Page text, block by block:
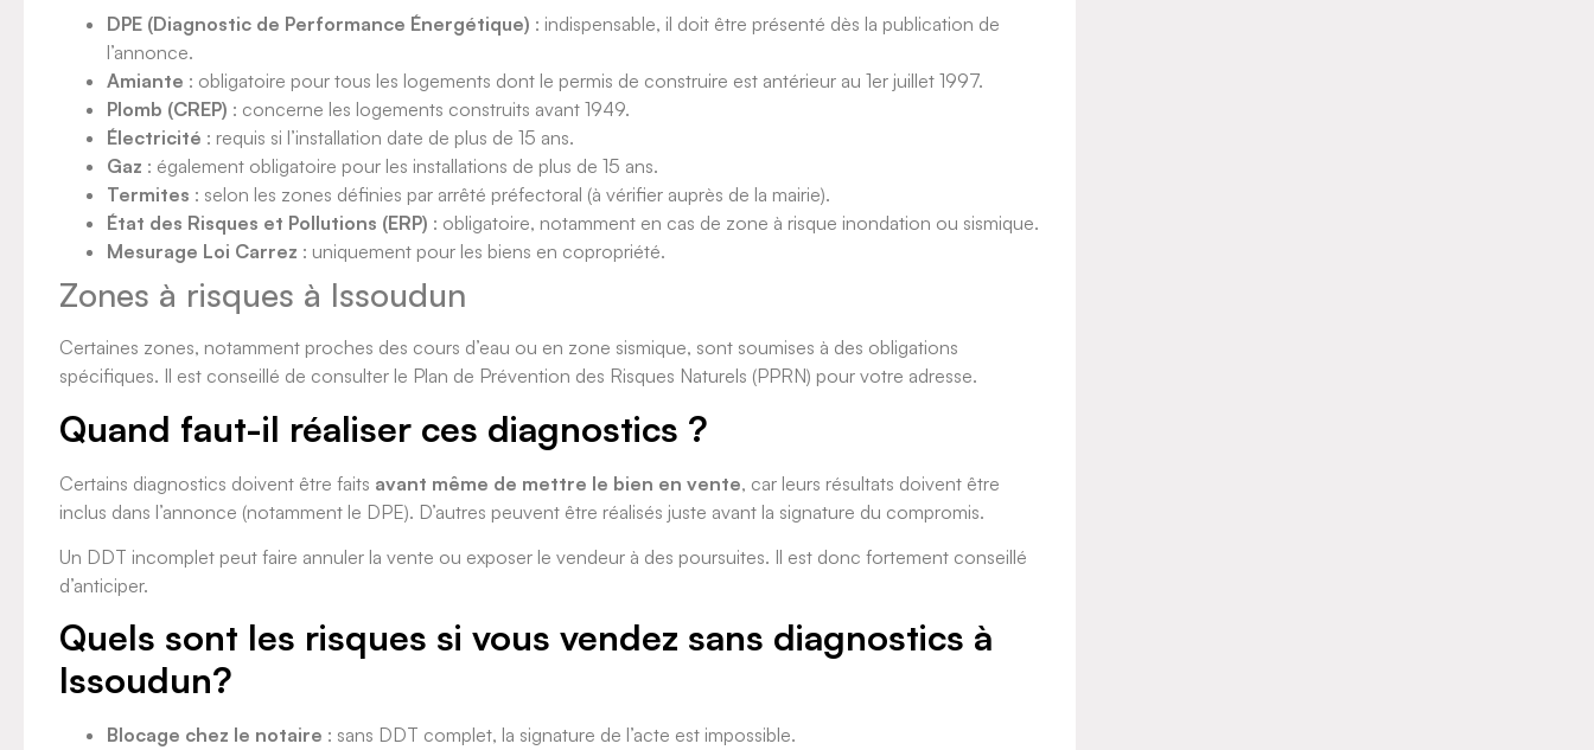
DPE (Diagnostic de Performance Énergétique) : indispensable, il doit être présenté dès la publication de
l’annonce.
Amiante : obligatoire pour tous les logements dont le permis de construire est antérieur au 1er juillet 1997.
Plomb (CREP) : concerne les logements construits avant 1949.
Électricité : requis si l’installation date de plus de 15 ans.
Gaz : également obligatoire pour les installations de plus de 15 ans.
Termites : selon les zones définies par arrêté préfectoral (à vérifier auprès de la mairie).
État des Risques et Pollutions (ERP) : obligatoire, notamment en cas de zone à risque inondation ou sismique.
Mesurage Loi Carrez : uniquement pour les biens en copropriété.
Zones à risques à Issoudun
Certaines zones, notamment proches des cours d’eau ou en zone sismique, sont soumises à des obligations
spécifiques. Il est conseillé de consulter le Plan de Prévention des Risques Naturels (PPRN) pour votre adresse.
Quand faut-il réaliser ces diagnostics ?
Certains diagnostics doivent être faits avant même de mettre le bien en vente, car leurs résultats doivent être
inclus dans l’annonce (notamment le DPE). D’autres peuvent être réalisés juste avant la signature du compromis.
Un DDT incomplet peut faire annuler la vente ou exposer le vendeur à des poursuites. Il est donc fortement conseillé
d’anticiper.
Quels sont les risques si vous vendez sans diagnostics à
Issoudun?
Blocage chez le notaire : sans DDT complet, la signature de l’acte est impossible.